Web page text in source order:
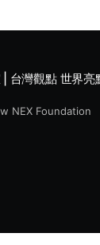
人的身分維持
也需要更加重
台灣觀點 世界亮
NEX Foundation